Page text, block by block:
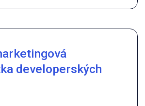
developerských